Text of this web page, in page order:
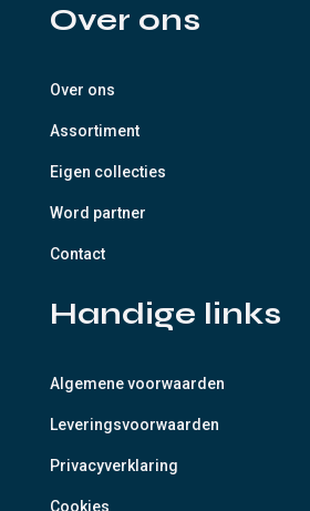
Over ons
Over ons
Assortiment
Eigen collecties
Word partner
Contact
Handige links
Algemene voorwaarden
Leveringsvoorwaarden
Privacyverklaring
Cookies